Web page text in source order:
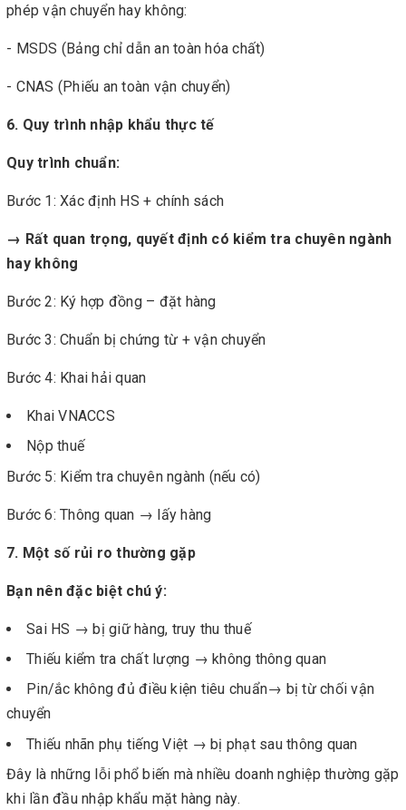
phép vận chuyển hay không:
- MSDS (Bảng chỉ dẫn an toàn hóa chất)
- CNAS (Phiếu an toàn vận chuyển)
6. Quy trình nhập khẩu thực tế
Quy trình chuẩn:
Bước 1: Xác định HS + chính sách
→ Rất quan trọng, quyết định có kiểm tra chuyên ngành
hay không
Bước 2: Ký hợp đồng – đặt hàng
Bước 3: Chuẩn bị chứng từ + vận chuyển
Bước 4: Khai hải quan
Khai VNACCS
Nộp thuế
Bước 5: Kiểm tra chuyên ngành (nếu có)
Bước 6: Thông quan → lấy hàng
7. Một số rủi ro thường gặp
Bạn nên đặc biệt chú ý:
Sai HS → bị giữ hàng, truy thu thuế
Thiếu kiểm tra chất lượng → không thông quan
Pin/ắc không đủ điều kiện tiêu chuẩn→ bị từ chối vận
chuyển
Thiếu nhãn phụ tiếng Việt → bị phạt sau thông quan
Đây là những lỗi phổ biến mà nhiều doanh nghiệp thường gặp
khi lần đầu nhập khẩu mặt hàng này.